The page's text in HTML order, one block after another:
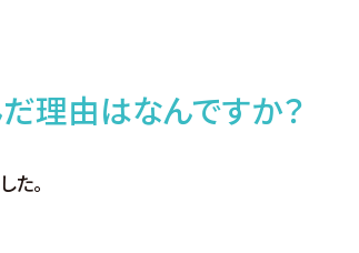
理由はなんですか？
た。